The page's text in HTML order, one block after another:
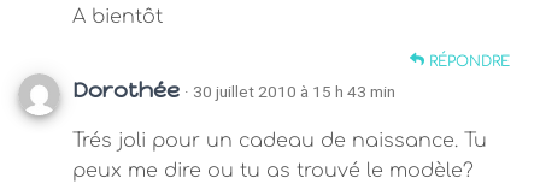
A bientôt
RÉPONDRE
Dorothée · 30 juillet 2010 à 15 h 43 min
Trés joli pour un cadeau de naissance. Tu
peux me dire ou tu as trouvé le modèle?